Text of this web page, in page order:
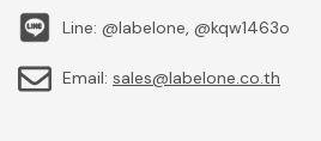
Line: @labelone, @kqw1463o
Email: sales@labelone.co.th